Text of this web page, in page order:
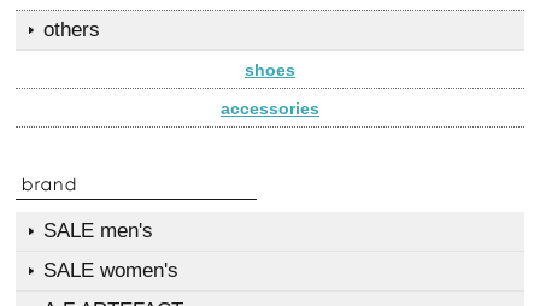
others
shoes
accessories
SALE men's
SALE women's